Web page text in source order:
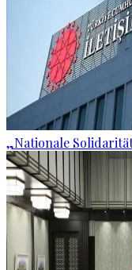
„Nationale